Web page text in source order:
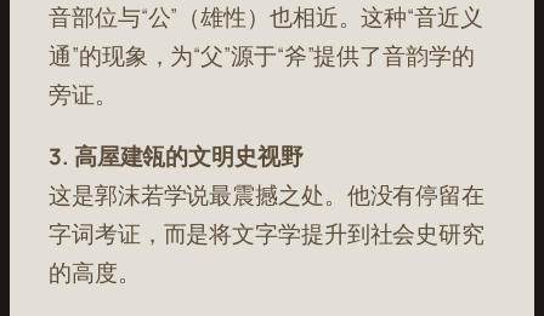
音部位与“公”（雄性）也相近。这种“音近义
通”的现象，为“父”源于“斧”提供了音韵学的
旁证。
3. 高屋建瓴的文明史视野
这是郭沫若学说最震撼之处。他没有停留在
字词考证，而是将文字学提升到社会史研究
的高度。